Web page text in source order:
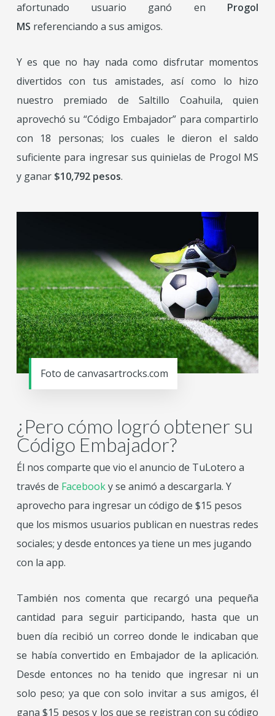
afortunado usuario ganó en Progol
MS referenciando a sus amigos.
Y es que no hay nada como disfrutar momentos
divertidos con tus amistades, así como lo hizo
nuestro premiado de Saltillo Coahuila, quien
aprovechó su “Código Embajador” para compartirlo
con 18 personas; los cuales le dieron el saldo
suficiente para ingresar sus quinielas de Progol MS
y ganar $10,792 pesos.
Foto de canvasartrocks.com
¿Pero cómo logró obtener su
Código Embajador?
Él nos comparte que vio el anuncio de TuLotero a
través de Facebooky se animó a descargarla. Y
aprovecho para ingresar un código de $15 pesos
que los mismos usuarios publican en nuestras redes
sociales; y desde entonces ya tiene un mes jugando
con la app.
También nos comenta que recargó una pequeña
cantidad para seguir participando, hasta que un
buen día recibió un correo donde le indicaban que
se había convertido en Embajador de la aplicación.
Desde entonces no ha tenido que ingresar ni un
solo peso; ya que con solo invitar a sus amigos, él
gana $15 pesos y los que se registran con su código